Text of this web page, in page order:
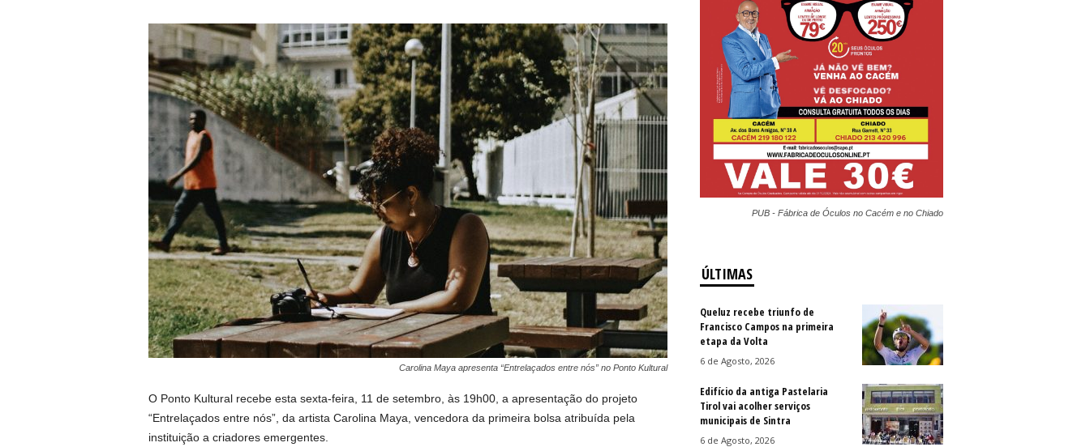
Carolina Maya apresenta “Entrelaçados entre nós” no Ponto Kultural
O Ponto Kultural recebe esta sexta-feira, 11 de setembro, às 19h00, a apresentação do projeto
“Entrelaçados entre nós”, da artista Carolina Maya, vencedora da primeira bolsa atribuída pela
instituição a criadores emergentes.
PUB - Fábrica de Óculos no Cacém e no Chiado
ÚLTIMAS
Queluz recebe triunfo de
Francisco Campos na primeira
etapa da Volta
6 de Agosto, 2026
Edifício da antiga Pastelaria
Tirol vai acolher serviços
municipais de Sintra
6 de Agosto, 2026